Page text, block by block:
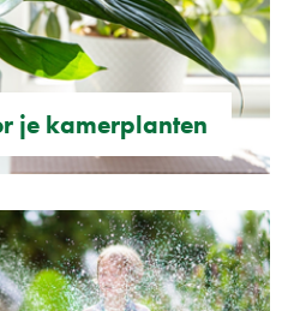
je kamerplanten